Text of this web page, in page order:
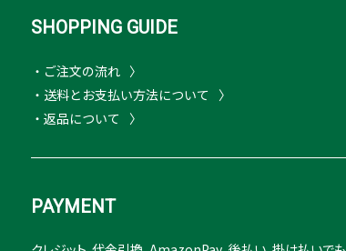
SHOPPING GUIDE
・ご注文の流れ
・送料とお支払い方法について
・返品について
PAYMENT